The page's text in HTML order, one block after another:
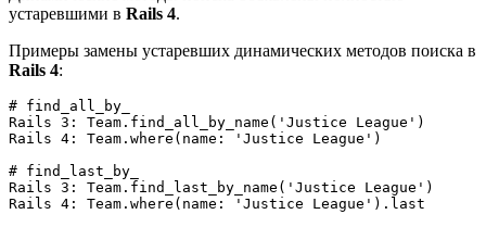
устаревшими в Rails 4.
Примеры замены устаревших динамических методов поиска в
Rails 4:
# find_all_by_
Rails 3: Team.find_all_by_name('Justice League')
Rails 4: Team.where(name: 'Justice League')
# find_last_by_
Rails 3: Team.find_last_by_name('Justice League')
Rails 4: Team.where(name: 'Justice League').last